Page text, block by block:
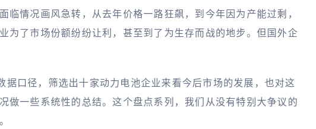
临情况画风急转，从去年价格一路狂飙，到今年因为产能过剩，
为了市场份额纷纷让利，甚至到了为生存而战的地步。但国外企
据口径，筛选出十家动力电池企业来看今后市场的发展，也对这
做一些系统性的总结。这个盘点系列，我们从没有特别大争议的